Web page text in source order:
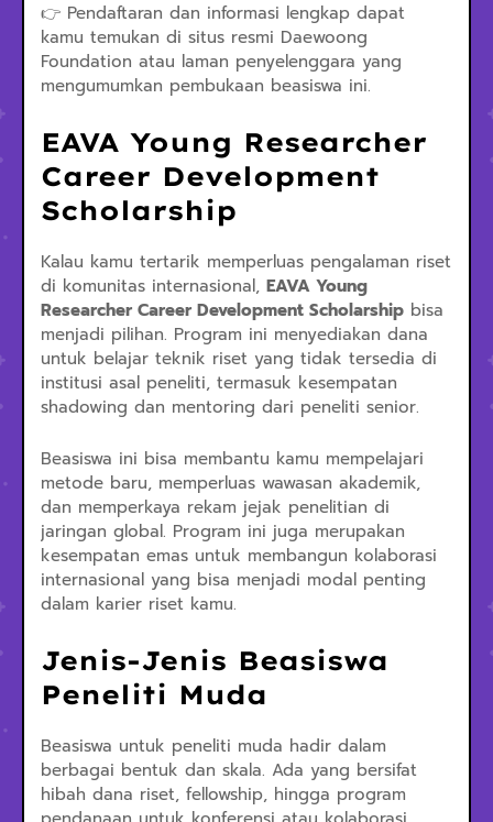
👉 Pendaftaran dan informasi lengkap dapat
kamu temukan di situs resmi Daewoong
Foundation atau laman penyelenggara yang
mengumumkan pembukaan beasiswa ini.
EAVA Young Researcher
Career Development
Scholarship
Kalau kamu tertarik memperluas pengalaman riset
di komunitas internasional, EAVA Young
Researcher Career Development Scholarship bisa
menjadi pilihan. Program ini menyediakan dana
untuk belajar teknik riset yang tidak tersedia di
institusi asal peneliti, termasuk kesempatan
shadowing dan mentoring dari peneliti senior.
Beasiswa ini bisa membantu kamu mempelajari
metode baru, memperluas wawasan akademik,
dan memperkaya rekam jejak penelitian di
jaringan global. Program ini juga merupakan
kesempatan emas untuk membangun kolaborasi
internasional yang bisa menjadi modal penting
dalam karier riset kamu.
Jenis-Jenis Beasiswa
Peneliti Muda
Beasiswa untuk peneliti muda hadir dalam
berbagai bentuk dan skala. Ada yang bersifat
hibah dana riset, fellowship, hingga program